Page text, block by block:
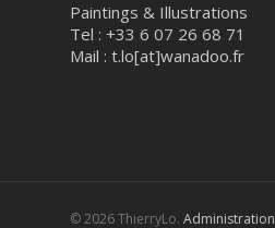
Paintings & Illustrations
Tel : +33 6 07 26 68 71
Mail : t.lo[at]wanadoo.fr
© 2026 ThierryLo. Administration